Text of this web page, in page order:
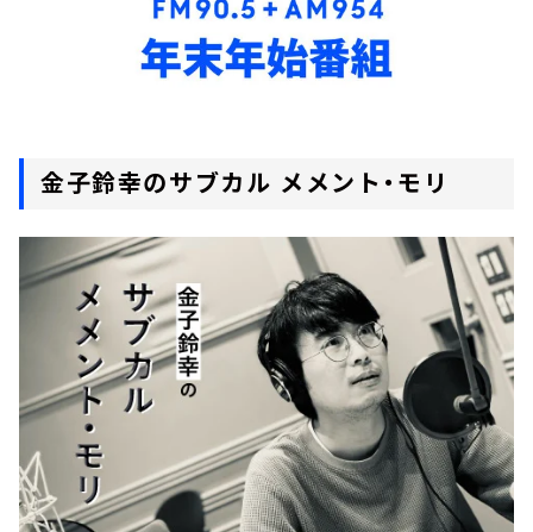
金子鈴幸のサブカル メメント・モリ